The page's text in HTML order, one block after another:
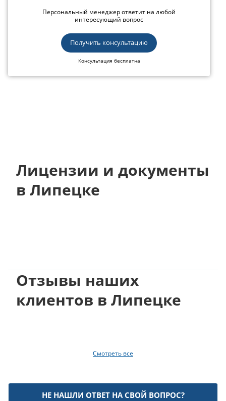
Персональный менеджер ответит на любой
интересующий вопрос
Получить консультацию
Консультация бесплатна
Лицензии и документы
в Липецке
Отзывы наших
клиентов в Липецке
Смотреть все
НЕ НАШЛИ ОТВЕТ НА СВОЙ ВОПРОС?